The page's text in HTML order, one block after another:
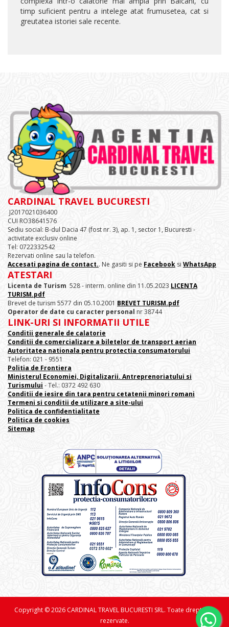
timp suficient pentru a intelege atat frumusetea, cat si
greutatea istoriei sale recente.
CARDINAL TRAVEL BUCURESTI
J2017021036400
CUI RO38641576
Sediu social: B-dul Dacia 47 (fost nr. 3), ap. 1, sector 1, Bucuresti -
activitate exclusiv online
Tel: 0722332542
Rezervati online sau la telefon.
Accesati pagina de contact.. Ne gasiti si pe Facebook si WhatsApp
ATESTARI
Licenta de Turism 528 - interm. online din 11.05.2023 LICENTA
TURISM.pdf
Brevet de turism 5577 din 05.10.2001 BREVET TURISM.pdf
Operator de date cu caracter personal nr 38744
LINK-URI SI INFORMATII UTILE
Conditii generale de calatorie
Conditii de comercializare a biletelor de transport aerian
Autoritatea nationala pentru protectia consumatorului
Telefon: 021 - 9551
Politia de Frontiera
Ministerul Economiei, Digitalizarii. Antreprenoriatului si
Turismului - Tel.: 0372 492 630
Conditii de iesire din tara pentru cetatenii minori romani
Termeni si conditii de utilizare a site-ului
Politica de confidentialitate
Politica de cookies
Sitemap
Copyright © 2026 CARDINAL TRAVEL BUCURESTI SRL. Toate drepturile
rezervate.